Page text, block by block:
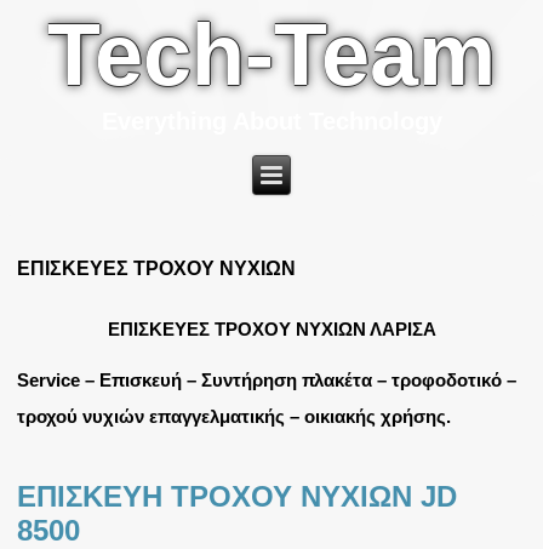
Tech-Team
ΕΠΙΣΚΕΥΕΣ ΤΡΟΧΟΥ ΝΥΧΙΩΝ
ΕΠΙΣΚΕΥΕΣ ΤΡΟΧΟΥ ΝΥΧΙΩΝ ΛΑΡΙΣΑ
Service – Επισκευή – Συντήρηση πλακέτα – τροφοδοτικό –
τροχού νυχιών επαγγελματικής – οικιακής χρήσης.
ΕΠΙΣΚΕΥΗ ΤΡΟΧΟΥ ΝΥΧΙΩΝ JD
8500